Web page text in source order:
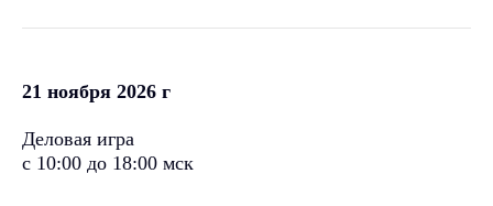
21 ноября 2026 г
Деловая игра
с 10:00 до 18:00 мск